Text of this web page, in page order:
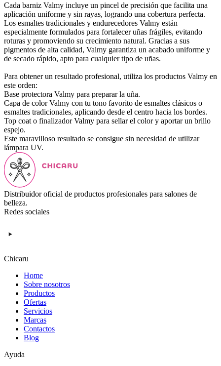
Cada barniz Valmy incluye un pincel de precisión que facilita una
aplicación uniforme y sin rayas, logrando una cobertura perfecta.
Los esmaltes tradicionales y endurecedores Valmy están
especialmente formulados para fortalecer uñas frágiles, evitando
roturas y promoviendo su crecimiento natural. Gracias a sus
pigmentos de alta calidad, Valmy garantiza un acabado uniforme y
de secado rápido, apto para cualquier tipo de uñas.
Para obtener un resultado profesional, utiliza los productos Valmy en
este orden:
Base protectora Valmy para preparar la uña.
Capa de color Valmy con tu tono favorito de esmaltes clásicos o
esmaltes tradicionales, aplicando desde el centro hacia los bordes.
Top coat o finalizador Valmy para sellar el color y aportar un brillo
espejo.
Este maravilloso resultado se consigue sin necesidad de utilizar
lámpara UV.
Distribuidor oficial de productos profesionales para salones de
belleza.
Redes sociales
Chicaru
Home
Sobre nosotros
Productos
Ofertas
Servicios
Marcas
Contactos
Blog
Ayuda